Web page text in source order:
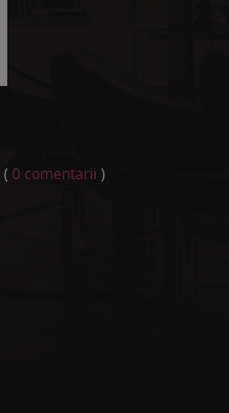
( 0 comentarii )